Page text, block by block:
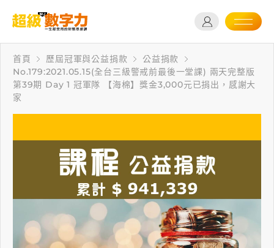
首頁 歷屆冠軍與公益捐款
公益捐款
No.179:2021.05.15(全台三級警戒前最後一堂課) 兩天完整版
第39期 Day 1 冠軍隊 【海棉】獎金3,000元已捐出，感謝大
家